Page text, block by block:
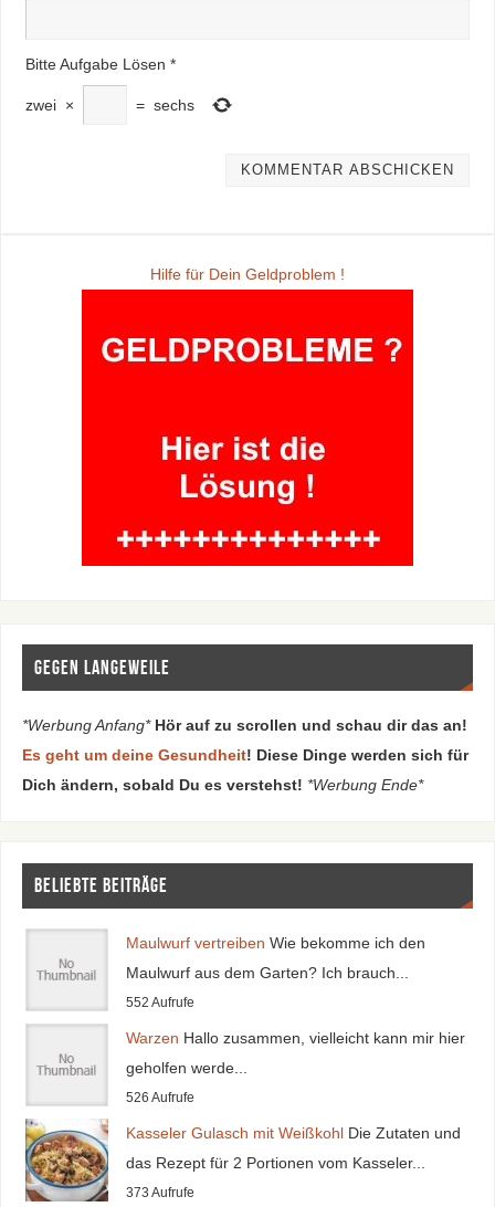
Bitte Aufgabe Lösen *
zwei × = sechs
Hilfe für Dein Geldproblem !
Gegen Langeweile
*Werbung Anfang* Hör auf zu scrollen und schau dir das an!
Es geht um deine Gesundheit! Diese Dinge werden sich für
Dich ändern, sobald Du es verstehst! *Werbung Ende*
Beliebte Beiträge
Maulwurf vertreiben Wie bekomme ich den
Maulwurf aus dem Garten? Ich brauch...
552 Aufrufe
Warzen Hallo zusammen, vielleicht kann mir hier
geholfen werde...
526 Aufrufe
Kasseler Gulasch mit Weißkohl Die Zutaten und
das Rezept für 2 Portionen vom Kasseler...
373 Aufrufe